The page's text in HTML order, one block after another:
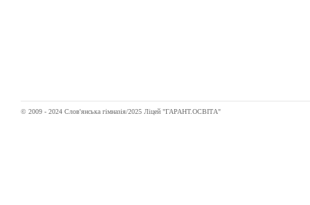
© 2009 - 2024 Слов'янська гімназія/2025 Ліцей "ГАРАНТ.ОСВІТА"